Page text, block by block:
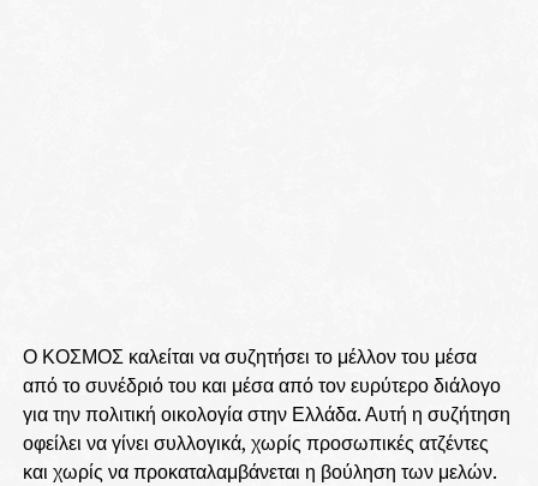
Ο ΚΟΣΜΟΣ καλείται να συζητήσει το μέλλον του μέσα
από το συνέδριό του και μέσα από τον ευρύτερο διάλογο
για την πολιτική οικολογία στην Ελλάδα. Αυτή η συζήτηση
οφείλει να γίνει συλλογικά, χωρίς προσωπικές ατζέντες
και χωρίς να προκαταλαμβάνεται η βούληση των μελών.